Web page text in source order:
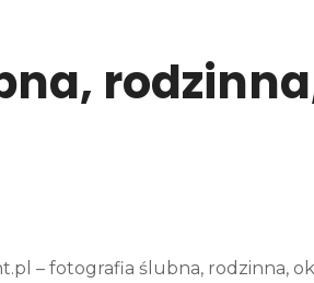
– fotografia ślubna, rodzinna,